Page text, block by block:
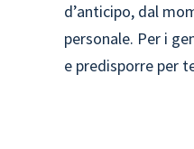
d’anticipo, dal
personale. Per i
e predisporre per